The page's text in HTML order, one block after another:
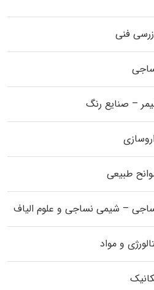
فنی
– صنایع رنگ
طبیعی
– شیمی نساجی و علوم الیاف
و مواد